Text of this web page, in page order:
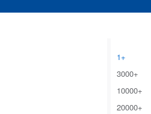
1+
3000+
10000+
20000+